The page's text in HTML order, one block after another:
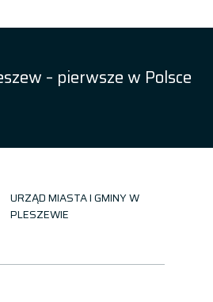
– pierwsze w Polsce
URZĄD MIASTA I GMINY W
PLESZEWIE